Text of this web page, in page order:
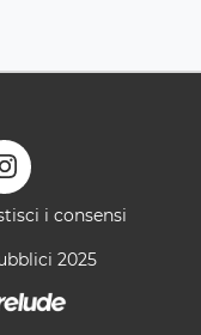
i consensi
2025